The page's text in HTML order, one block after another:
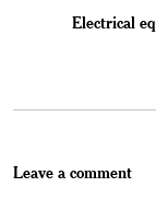
Electrical
Leave a comment